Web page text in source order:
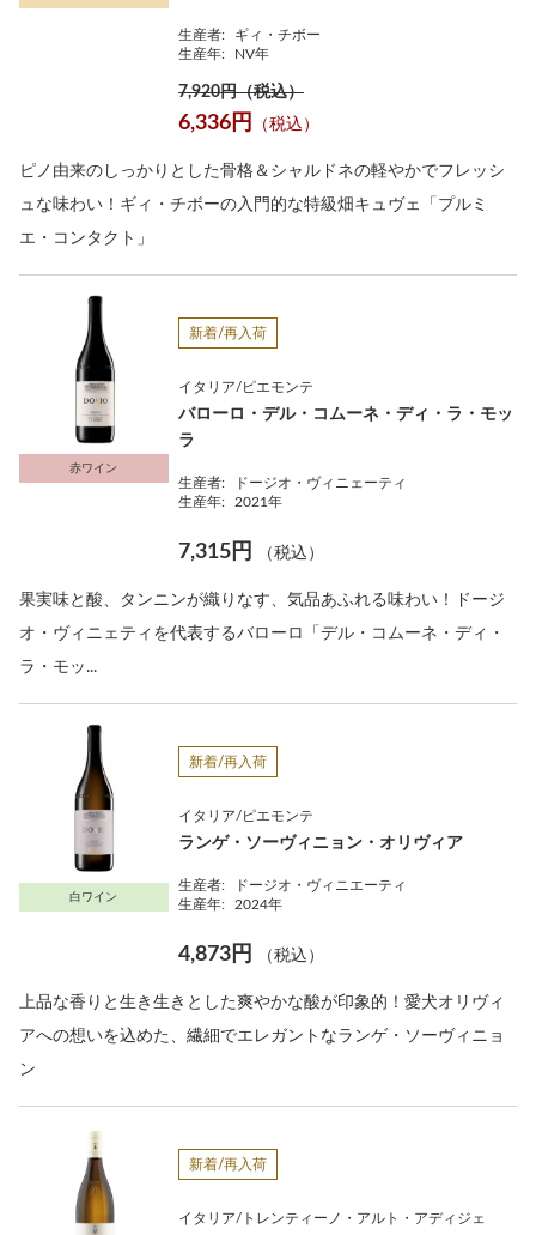
生産者:
ギィ・チボー
生産年:
NV年
7,920円（税込）
6,336円 （税込）
ピノ由来のしっかりとした骨格＆シャルドネの軽やかでフレッシ
ュな味わい！ギィ・チボーの入門的な特級畑キュヴェ「プルミ
エ・コンタクト」
赤ワイン
新着/再入荷
イタリア/ピエモンテ
バローロ・デル・コムーネ・ディ・ラ・モッ
ラ
生産者:
ドージオ・ヴィニェーティ
生産年:
2021年
7,315円 （税込）
果実味と酸、タンニンが織りなす、気品あふれる味わい！ドージ
オ・ヴィニェティを代表するバローロ「デル・コムーネ・ディ・
ラ・モッ...
白ワイン
新着/再入荷
イタリア/ピエモンテ
ランゲ・ソーヴィニョン・オリヴィア
生産者:
ドージオ・ヴィニエーティ
生産年:
2024年
4,873円 （税込）
上品な香りと生き生きとした爽やかな酸が印象的！愛犬オリヴィ
アへの想いを込めた、繊細でエレガントなランゲ・ソーヴィニョ
ン
新着/再入荷
イタリア/トレンティーノ・アルト・アディジェ